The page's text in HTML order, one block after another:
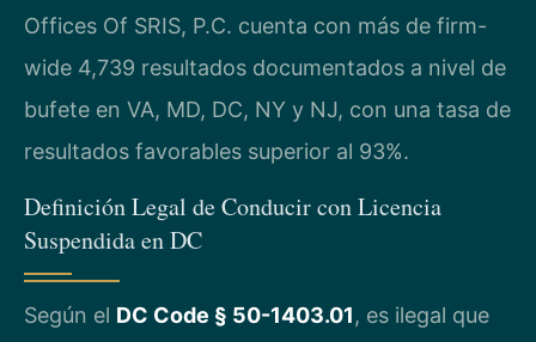
Offices Of SRIS, P.C. cuenta con más de firm-
wide 4,739 resultados documentados a nivel de
bufete en VA, MD, DC, NY y NJ, con una tasa de
resultados favorables superior al 93%.
Definición Legal de Conducir con Licencia
Suspendida en DC
Según el DC Code § 50-1403.01, es ilegal que